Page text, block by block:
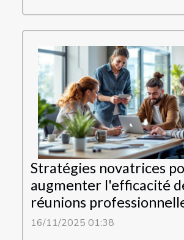
Stratégies novatrices
augmenter l'efficacité
réunions
16/11/2025 01:38